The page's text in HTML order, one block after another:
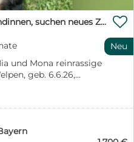
3 Yorkshire Terrier Welpen, Hündinnen, suchen neues Zuhause
und Mona reinrassige
geb. 6.6.26,
für immer
an andere Hunde,
gewöhnt. Es sind
sind geimpft,
besitzen einen EU-

Neu